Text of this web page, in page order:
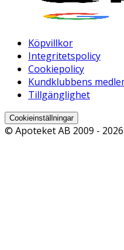
Köpvillkor
Integritetspolicy
Cookiepolicy
Kundklubbens
Tillgänglighet
Cookieinställningar
© Apoteket AB 2009 -